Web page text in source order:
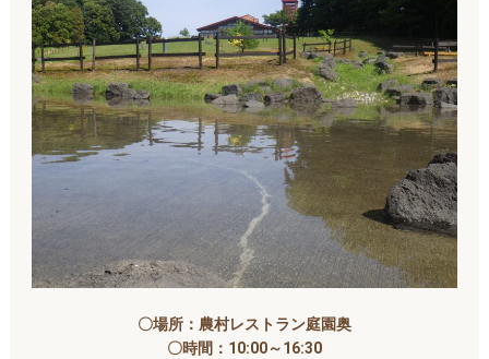
〇場所：農村レストラン庭園奥
〇時間：10:00～16:30